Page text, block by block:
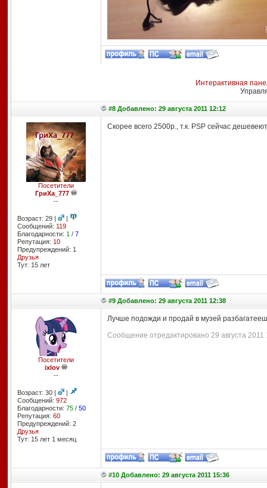
Интерактивная
#8 Добавлено: 29 августа 2011 12:12
Посетители
ГриХа_777
--
Возраст: 29 |
|
Сообщений: 119
Благодарности: 1 / 7
Репутация: 10
Предупреждений: 1
Друзья
Тут: 15 лет
Скорее всего 2500р., т.к. PSP сейчас дешевеют
#9 Добавлено: 29 августа 2011 12:38
Посетители
ixlov
--
Возраст: 30 |
|
Сообщений: 972
Благодарности: 75/ 50
Репутация: 60
Предупреждений: 2
Друзья
Тут: 15 лет 1 месяц
Лучше подожди и продай в музей
Сообщение отредактировано 29 августа 2011
#10 Добавлено: 29 августа 2011 15:36